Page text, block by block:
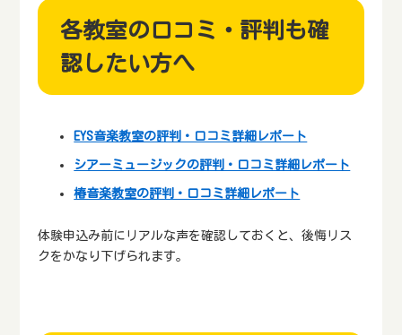
各教室の口コミ・評判も確
認したい方へ
EYS音楽教室の評判・口コミ詳細レポート
シアーミュージックの評判・口コミ詳細レポート
椿音楽教室の評判・口コミ詳細レポート
体験申込み前にリアルな声を確認しておくと、後悔リス
クをかなり下げられます。